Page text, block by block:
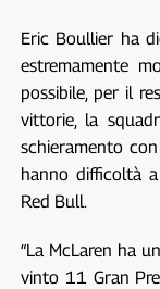
Eric Boullier ha
estremamente
possibile, per il
vittorie, la
schieramento
hanno difficoltà
Red Bull.
“La McLaren ha
vinto 11 Gran